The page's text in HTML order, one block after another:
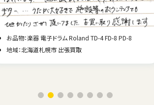
お品物：楽器 電子ドラム Roland TD-4 FD-8 PD-8
地域：北海道札幌市 出張買取